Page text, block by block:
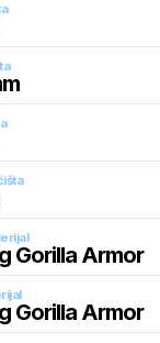
Gorilla Armor
Gorilla Armor